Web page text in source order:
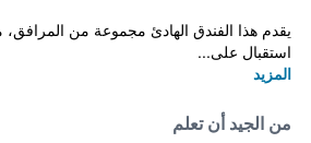
يقدم هذا الفندق الهادئ مجموعة من
استقبال على...
المزيد
من الجيد أن تعلم